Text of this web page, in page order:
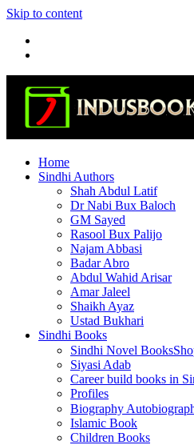
Skip to content
Home
Sindhi Authors
Shah Abdul Latif
Dr Nabi Bux Baloch
GM Sayed
Rasool Bux Palijo
Najam Abbasi
Badar Abro
Abdul Wahid Arisar
Amar Jaleel
Shaikh Ayaz
Ustad Bukhari
Sindhi Books
Sindhi Novel Books
Siyasi Adab
Career build books in
Profiles
Biography
Islamic Book
Children Books